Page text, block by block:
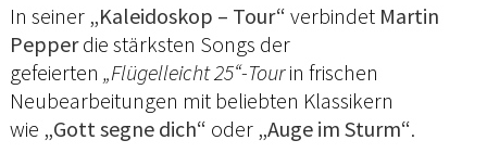
In seiner „Kaleidoskop – Tour“ verbindet Martin
Pepperdie stärksten Songs der
gefeierten „Flügelleicht 25“-Tourin frischen
Neubearbeitungen mit beliebten Klassikern
wie „Gott segne dich“ oder „Auge im Sturm“.